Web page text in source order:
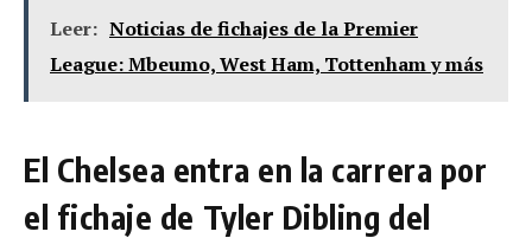
Leer: Noticias de fichajes de la Premier
League: Mbeumo, West Ham, Tottenham y más
El Chelsea entra en la carrera por
el fichaje de Tyler Dibling del